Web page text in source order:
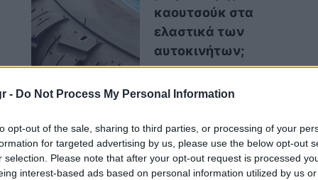
- Do Not Process My Personal Information
opt-out of the sale, sharing to third parties, or processing of your
for targeted advertising by us, please use the below opt-out
selection. Please note that after your opt-out request is processed
interest-based ads based on personal information utilized by us
καουτσούκ στα
ελαστικά των
αυτοκινήτων;
dash cams μπορεί να έχουν
εικόνας,όμως οι μεσαίας
μέσο οδηγό. Συνήθως προσφέρουνυψηλή